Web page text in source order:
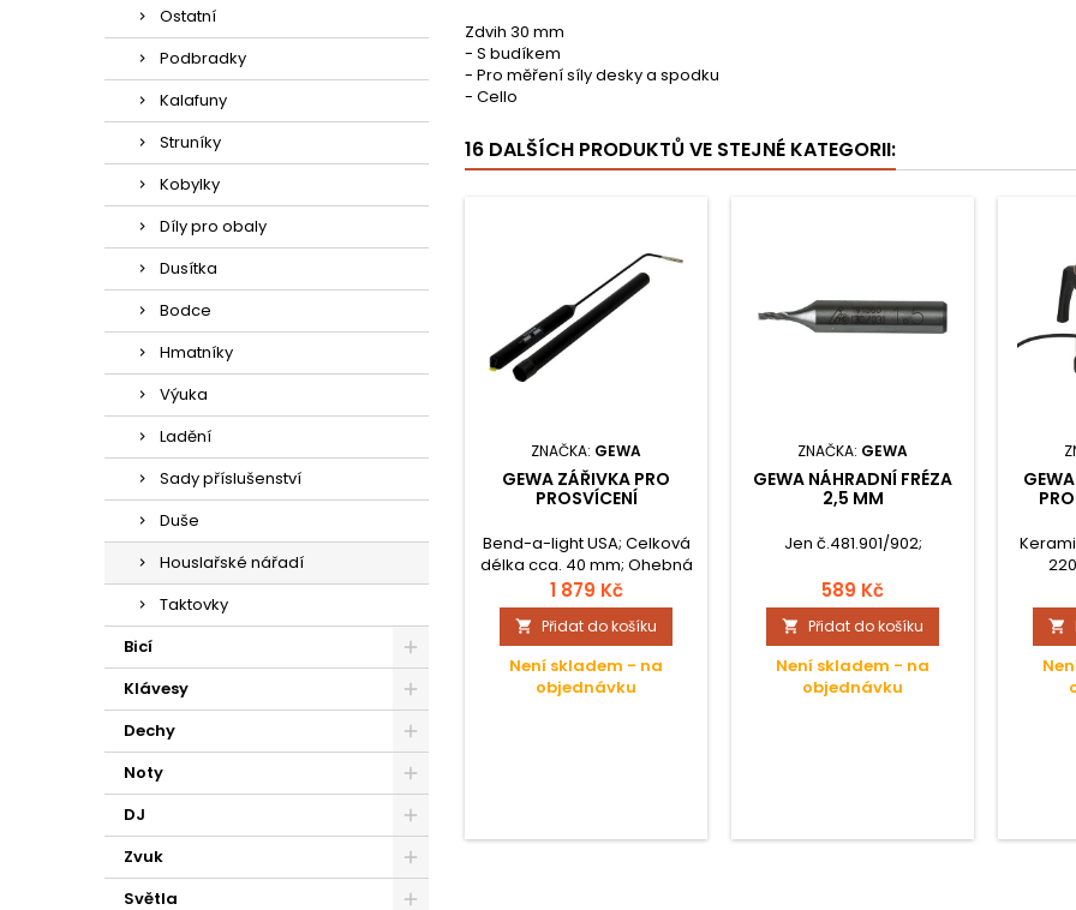
Ostatní
Podbradky
Kalafuny
Struníky
Kobylky
Díly pro obaly
Dusítka
Bodce
Hmatníky
Výuka
Ladění
Sady příslušenství
Duše
Houslařské nářadí
Taktovky
Bicí
Klávesy
Dechy
Noty
DJ
Zvuk
Světla
Zdvih 30 mm
- S budíkem
- Pro měření síly desky a spodku
- Cello
16 DALŠÍCH PRODUKTŮ VE STEJNÉ KATEGORII:
ZNAČKA: GEWA
GEWA ZÁŘIVKA PRO
PROSVÍCENÍ
Bend-a-light USA; Celková
délka cca. 40 mm; Ohebná
horní část s ochrannou
trubicí; Pro kontrolu
hudebních nástrojů; Se 2
bateriemi 1,5 V;
1 879 Kč
 Přidat do košíku
Není skladem - na
objednávku
ZNAČKA: GEWA
GEWA NÁHRADNÍ FRÉZA
2,5 MM
Jen č.481.901/902;
589 Kč
 Přidat do košíku
Není skladem - na
objednávku
